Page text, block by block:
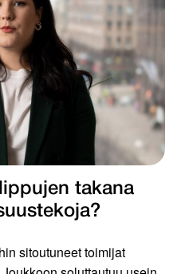
takana
sitoutuneet toimijat